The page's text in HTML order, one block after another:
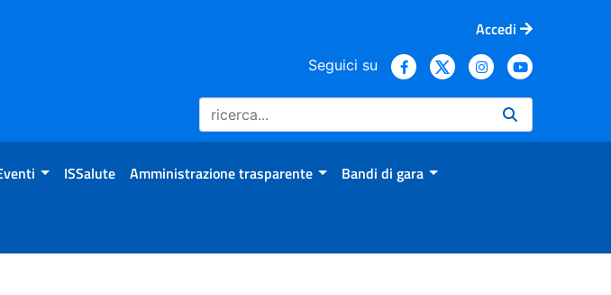
Accedi
Seguici su
ISSalute Amministrazione trasparente Bandi di gara